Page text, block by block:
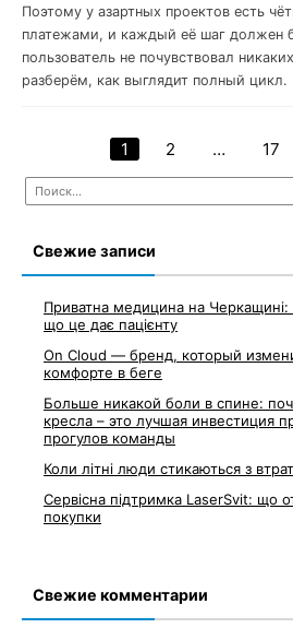
Поэтому у азартных проектов есть
платежами, и каждый её шаг должен
пользователь не почувствовал
разберём, как выглядит полный
по
1 2 … 17
Найти:
Свежие записи
Приватна медицина на Черкащині:
що це дає пацієнту
On Cloud — бренд, который
комфорте в беге
Больше никакой боли в спине:
кресла – это лучшая инвестиция
прогулов команды
Коли літні люди стикаються з
Сервісна підтримка LaserSvit: що
покупки
Свежие комментарии